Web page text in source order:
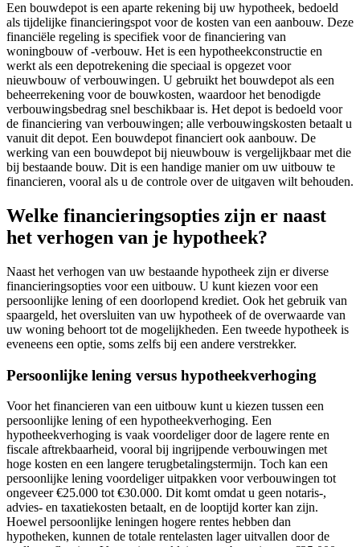
Een bouwdepot is een aparte rekening bij uw hypotheek, bedoeld
als tijdelijke financieringspot voor de kosten van een aanbouw. Deze
financiële regeling is specifiek voor de financiering van
woningbouw of -verbouw. Het is een hypotheekconstructie en
werkt als een depotrekening die speciaal is opgezet voor
nieuwbouw of verbouwingen. U gebruikt het bouwdepot als een
beheerrekening voor de bouwkosten, waardoor het benodigde
verbouwingsbedrag snel beschikbaar is. Het depot is bedoeld voor
de financiering van verbouwingen; alle verbouwingskosten betaalt u
vanuit dit depot. Een bouwdepot financiert ook aanbouw. De
werking van een bouwdepot bij nieuwbouw is vergelijkbaar met die
bij bestaande bouw. Dit is een handige manier om uw uitbouw te
financieren, vooral als u de controle over de uitgaven wilt behouden.
Welke financieringsopties zijn er naast
het verhogen van je hypotheek?
Naast het verhogen van uw bestaande hypotheek zijn er diverse
financieringsopties voor een uitbouw. U kunt kiezen voor een
persoonlijke lening of een doorlopend krediet. Ook het gebruik van
spaargeld, het oversluiten van uw hypotheek of de overwaarde van
uw woning behoort tot de mogelijkheden. Een tweede hypotheek is
eveneens een optie, soms zelfs bij een andere verstrekker.
Persoonlijke lening versus hypotheekverhoging
Voor het financieren van een uitbouw kunt u kiezen tussen een
persoonlijke lening of een hypotheekverhoging. Een
hypotheekverhoging is vaak voordeliger door de lagere rente en
fiscale aftrekbaarheid, vooral bij ingrijpende verbouwingen met
hoge kosten en een langere terugbetalingstermijn. Toch kan een
persoonlijke lening voordeliger uitpakken voor verbouwingen tot
ongeveer €25.000 tot €30.000. Dit komt omdat u geen notaris-,
advies- en taxatiekosten betaalt, en de looptijd korter kan zijn.
Hoewel persoonlijke leningen hogere rentes hebben dan
hypotheken, kunnen de totale rentelasten lager uitvallen door de